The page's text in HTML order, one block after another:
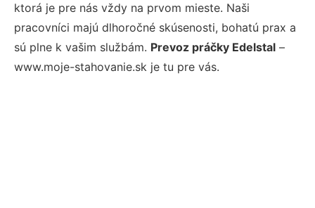
ktorá je pre nás vždy na prvom mieste. Naši
pracovníci majú dlhoročné skúsenosti, bohatú prax a
sú plne k vašim službám. Prevoz práčky Edelstal –
www.moje-stahovanie.sk je tu pre vás.